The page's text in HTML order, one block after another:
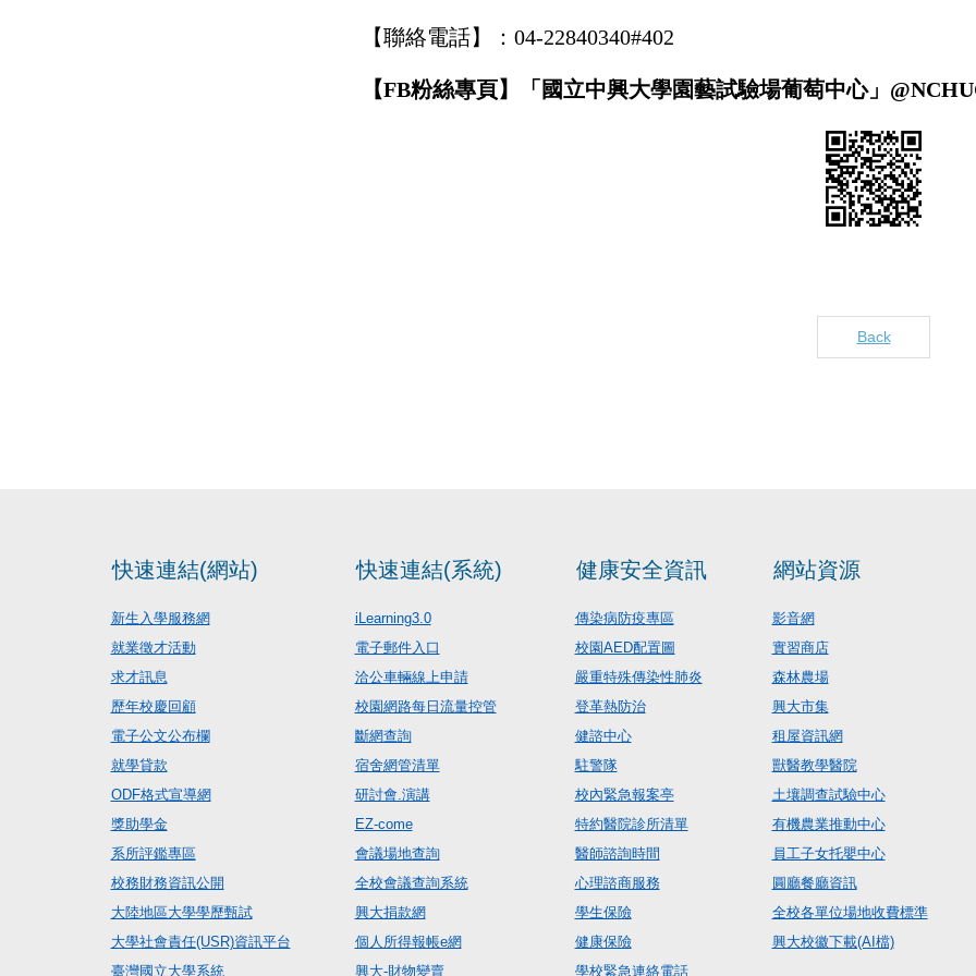
【聯絡電話】 ： 04-22840340#402
【FB粉絲專頁】「國立中興大學園藝試驗場葡萄中心」
Back
快速連結(網站)
新生入學服務網
就業徵才活動
求才訊息
歷年校慶回顧
電子公文公布欄
就學貸款
ODF格式宣導網
獎助學金
系所評鑑專區
校務財務資訊公開
大陸地區大學學歷甄試
大學社會責任(USR)資訊平台
臺灣國立大學系統
快速連結(系統)
iLearning3.0
電子郵件入口
洽公車輛線上申請
校園網路每日流量控管
斷網查詢
宿舍網管清單
研討會.演講
EZ-come
會議場地查詢
全校會議查詢系統
興大捐款網
個人所得報帳e網
興大-財物變賣
健康安全資訊
傳染病防疫專區
校園AED配置圖
嚴重特殊傳染性肺炎
登革熱防治
健諮中心
駐警隊
校內緊急報案亭
特約醫院診所清單
醫師諮詢時間
心理諮商服務
學生保險
健康保險
學校緊急連絡電話
網站資源
影音網
實習商店
森林農場
興大市集
租屋資訊網
獸醫教學醫院
土壤調查試驗中心
有機農業推動中心
員工子女托嬰中心
圓廳餐廳資訊
全校各單位場地收費標準
興大校徽下載(AI檔)